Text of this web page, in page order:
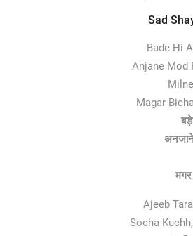
Sad
Bade Hi
Anjane Mod
Magar
Ajeeb
Socha